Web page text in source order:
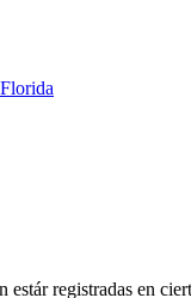
registradas en